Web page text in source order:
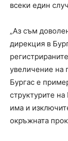
всеки един
„Аз съм
дирекция в
увеличение на
Бургас е
структурите
има и
окръжната